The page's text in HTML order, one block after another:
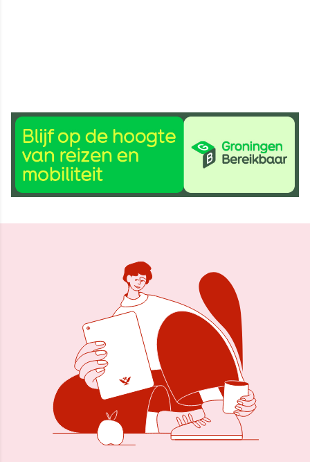
31 mei 2026, 10:43
Delen